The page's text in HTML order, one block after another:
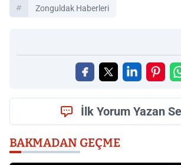
Zonguldak Haberleri
İlk Yorum Yazan
BAKMADAN GEÇME